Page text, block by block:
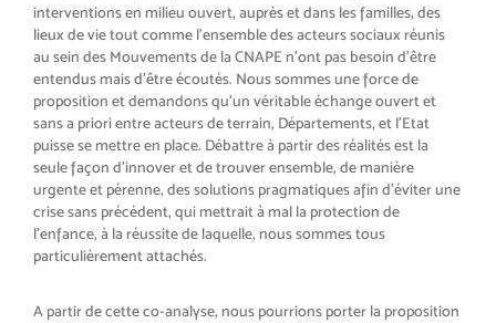
interventions en milieu ouvert, auprès et dans les familles, des
lieux de vie tout comme l’ensemble des acteurs sociaux réunis
au sein des Mouvements de la CNAPE n’ont pas besoin d’être
entendus mais d’être écoutés. Nous sommes une force de
proposition et demandons qu’un véritable échange ouvert et
sans a priori entre acteurs de terrain, Départements, et l’Etat
puisse se mettre en place. Débattre à partir des réalités est la
seule façon d’innover et de trouver ensemble, de manière
urgente et pérenne, des solutions pragmatiques afin d’éviter une
crise sans précédent, qui mettrait à mal la protection de
l’enfance, à la réussite de laquelle, nous sommes tous
particulièrement attachés.
A partir de cette co-analyse, nous pourrions porter la proposition